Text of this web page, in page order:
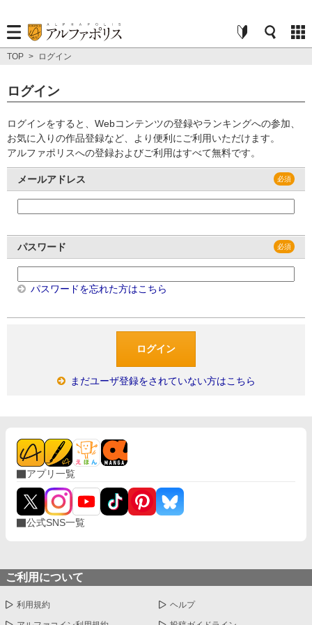
TOP > ログイン
ログイン
ログインをすると、Webコンテンツの登録やランキングへの参加、
お気に入りの作品登録など、より便利にご利用いただけます。
アルファポリスへの登録およびご利用はすべて無料です。
メールアドレス
パスワード
パスワードを忘れた方はこちら
まだユーザ登録をされていない方はこちら
アプリ一覧
公式SNS一覧
ご利用について
利用規約 ヘルプ